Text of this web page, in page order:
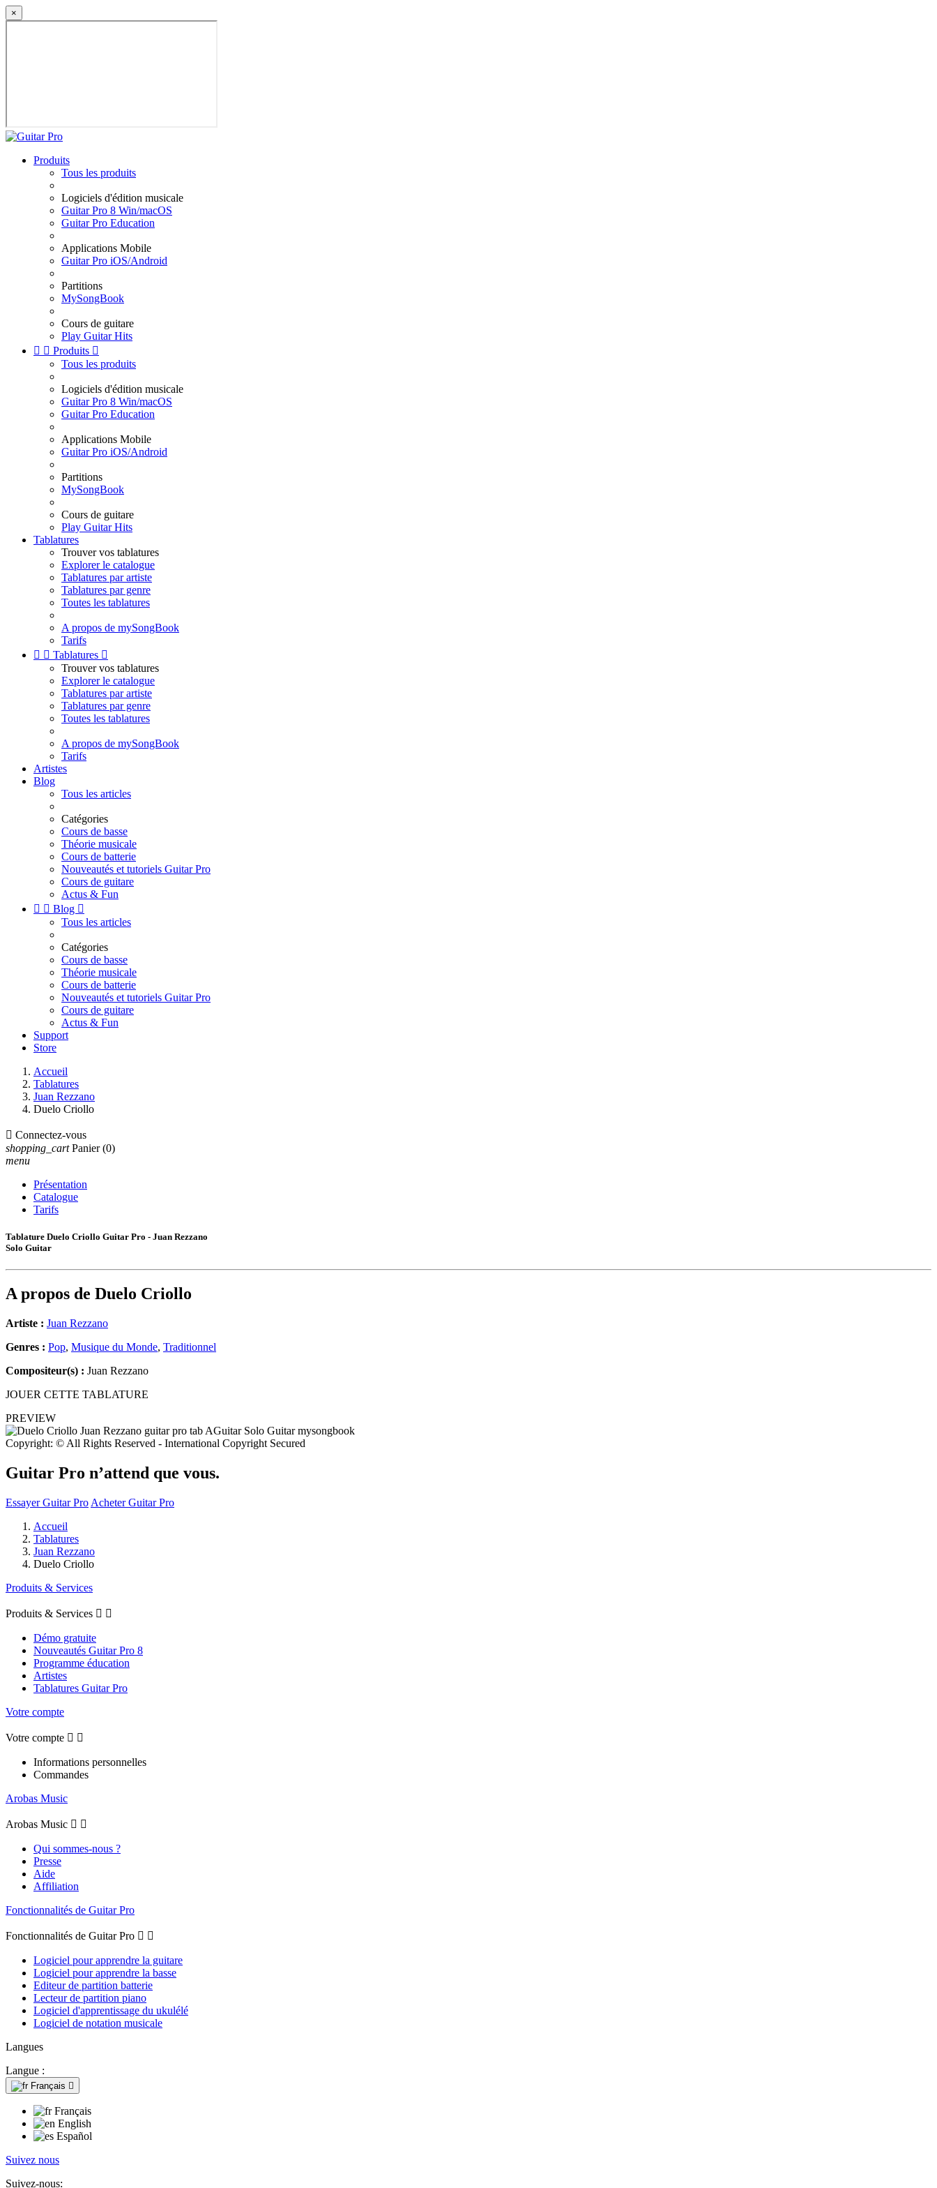
×
Produits
Tous les produits
Logiciels d'édition musicale
Guitar Pro 8 Win/macOS
Guitar Pro Education
Applications Mobile
Guitar Pro iOS/Android
Partitions
MySongBook
Cours de guitare
Play Guitar Hits
  Produits 
Tous les produits
Logiciels d'édition musicale
Guitar Pro 8 Win/macOS
Guitar Pro Education
Applications Mobile
Guitar Pro iOS/Android
Partitions
MySongBook
Cours de guitare
Play Guitar Hits
Tablatures
Trouver vos tablatures
Explorer le catalogue
Tablatures par artiste
Tablatures par genre
Toutes les tablatures
A propos de mySongBook
Tarifs
  Tablatures 
Trouver vos tablatures
Explorer le catalogue
Tablatures par artiste
Tablatures par genre
Toutes les tablatures
A propos de mySongBook
Tarifs
Artistes
Blog
Tous les articles
Catégories
Cours de basse
Théorie musicale
Cours de batterie
Nouveautés et tutoriels Guitar Pro
Cours de guitare
Actus & Fun
  Blog 
Tous les articles
Catégories
Cours de basse
Théorie musicale
Cours de batterie
Nouveautés et tutoriels Guitar Pro
Cours de guitare
Actus & Fun
Support
Store
Accueil
Tablatures
Juan Rezzano
Duelo Criollo
 Connectez-vous
shopping_cart Panier (0)
menu
Présentation
Catalogue
Tarifs
Tablature Duelo Criollo Guitar Pro - Juan Rezzano
Solo Guitar
A propos de Duelo Criollo
Artiste : Juan Rezzano
Genres : Pop, Musique du Monde, Traditionnel
Compositeur(s) : Juan Rezzano
JOUER CETTE TABLATURE
PREVIEW
Copyright: © All Rights Reserved - International Copyright Secured
Guitar Pro n’attend que vous.
Essayer Guitar Pro Acheter Guitar Pro
Accueil
Tablatures
Juan Rezzano
Duelo Criollo
Produits & Services
Produits & Services  
Démo gratuite
Nouveautés Guitar Pro 8
Programme éducation
Artistes
Tablatures Guitar Pro
Votre compte
Votre compte  
Informations personnelles
Commandes
Arobas Music
Arobas Music  
Qui sommes-nous ?
Presse
Aide
Affiliation
Fonctionnalités de Guitar Pro
Fonctionnalités de Guitar Pro  
Logiciel pour apprendre la guitare
Logiciel pour apprendre la basse
Editeur de partition batterie
Lecteur de partition piano
Logiciel d'apprentissage du ukulélé
Logiciel de notation musicale
Langues
Langue :
Français 
Français
English
Español
Suivez nous
Suivez-nous: